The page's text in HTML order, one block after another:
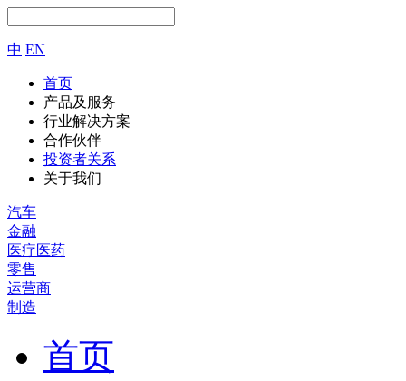
中 EN
首页
产品及服务
行业解决方案
合作伙伴
投资者关系
关于我们
汽车
金融
医疗医药
零售
运营商
制造
首页